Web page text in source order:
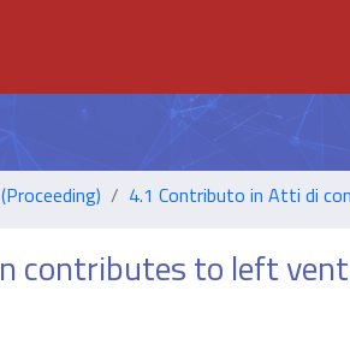
4.1 Contributo in Atti di
contributes to left